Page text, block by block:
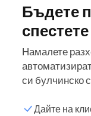
Бъдете
Намалете
си булчинско
Дайте на